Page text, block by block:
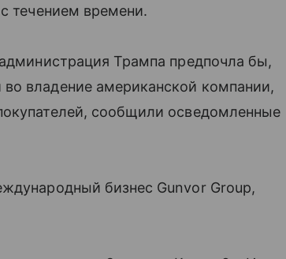
течением времени.
Трампа предпочла бы,
владение американской компании,
сообщили осведомленные
бизнес Gunvor Group,